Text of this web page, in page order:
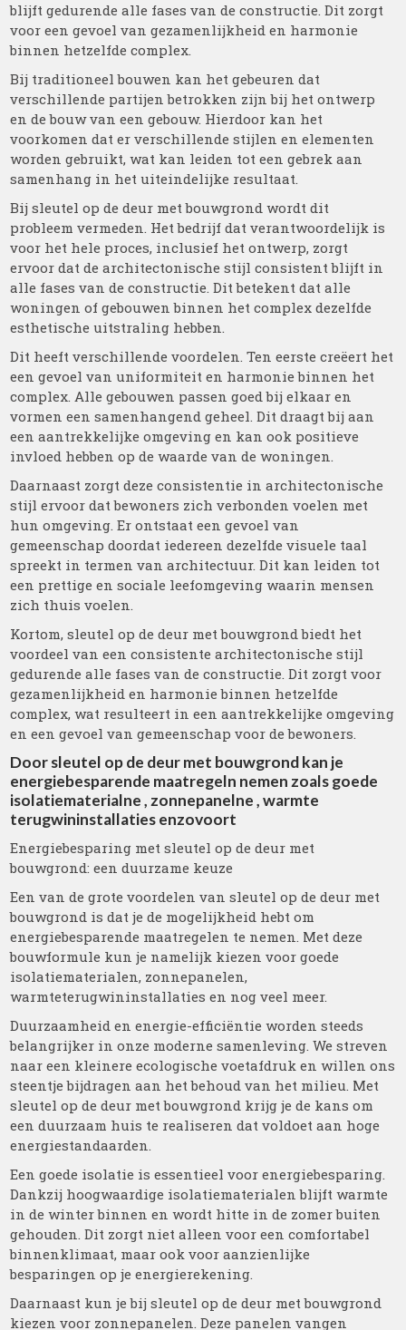
blijft gedurende alle fases van de constructie. Dit zorgt
voor een gevoel van gezamenlijkheid en harmonie
binnen hetzelfde complex.
Bij traditioneel bouwen kan het gebeuren dat
verschillende partijen betrokken zijn bij het ontwerp
en de bouw van een gebouw. Hierdoor kan het
voorkomen dat er verschillende stijlen en elementen
worden gebruikt, wat kan leiden tot een gebrek aan
samenhang in het uiteindelijke resultaat.
Bij sleutel op de deur met bouwgrond wordt dit
probleem vermeden. Het bedrijf dat verantwoordelijk is
voor het hele proces, inclusief het ontwerp, zorgt
ervoor dat de architectonische stijl consistent blijft in
alle fases van de constructie. Dit betekent dat alle
woningen of gebouwen binnen het complex dezelfde
esthetische uitstraling hebben.
Dit heeft verschillende voordelen. Ten eerste creëert het
een gevoel van uniformiteit en harmonie binnen het
complex. Alle gebouwen passen goed bij elkaar en
vormen een samenhangend geheel. Dit draagt bij aan
een aantrekkelijke omgeving en kan ook positieve
invloed hebben op de waarde van de woningen.
Daarnaast zorgt deze consistentie in architectonische
stijl ervoor dat bewoners zich verbonden voelen met
hun omgeving. Er ontstaat een gevoel van
gemeenschap doordat iedereen dezelfde visuele taal
spreekt in termen van architectuur. Dit kan leiden tot
een prettige en sociale leefomgeving waarin mensen
zich thuis voelen.
Kortom, sleutel op de deur met bouwgrond biedt het
voordeel van een consistente architectonische stijl
gedurende alle fases van de constructie. Dit zorgt voor
gezamenlijkheid en harmonie binnen hetzelfde
complex, wat resulteert in een aantrekkelijke omgeving
en een gevoel van gemeenschap voor de bewoners.
Door sleutel op de deur met bouwgrond kan je
energiebesparende maatregeln nemen zoals goede
isolatiematerialne , zonnepanelne , warmte
terugwininstallaties enzovoort
Energiebesparing met sleutel op de deur met
bouwgrond: een duurzame keuze
Een van de grote voordelen van sleutel op de deur met
bouwgrond is dat je de mogelijkheid hebt om
energiebesparende maatregelen te nemen. Met deze
bouwformule kun je namelijk kiezen voor goede
isolatiematerialen, zonnepanelen,
warmteterugwininstallaties en nog veel meer.
Duurzaamheid en energie-efficiëntie worden steeds
belangrijker in onze moderne samenleving. We streven
naar een kleinere ecologische voetafdruk en willen ons
steentje bijdragen aan het behoud van het milieu. Met
sleutel op de deur met bouwgrond krijg je de kans om
een duurzaam huis te realiseren dat voldoet aan hoge
energiestandaarden.
Een goede isolatie is essentieel voor energiebesparing.
Dankzij hoogwaardige isolatiematerialen blijft warmte
in de winter binnen en wordt hitte in de zomer buiten
gehouden. Dit zorgt niet alleen voor een comfortabel
binnenklimaat, maar ook voor aanzienlijke
besparingen op je energierekening.
Daarnaast kun je bij sleutel op de deur met bouwgrond
kiezen voor zonnepanelen. Deze panelen vangen